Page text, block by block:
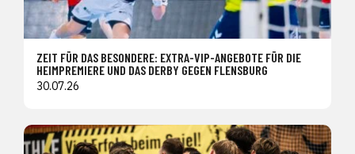
ZEIT FÜR DAS BESONDERE: EXTRA-VIP-ANGEBOTE FÜR DIE
HEIMPREMIERE UND DAS DERBY GEGEN FLENSBURG
30.07.26